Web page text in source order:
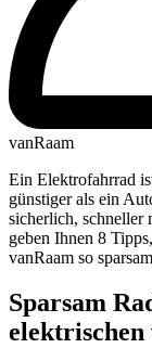
vanRaam
Ein Elektrofahrrad
günstiger als ein
sicherlich, schneller
geben Ihnen 8
vanRaam so
Sparsam